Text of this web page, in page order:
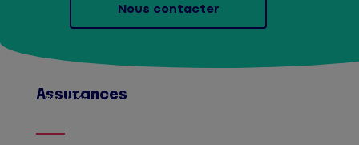
Nous contacter
Assurances
Afficher